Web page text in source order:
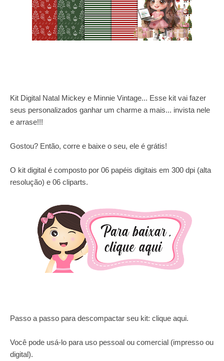
Kit Digital Natal Mickey e Minnie Vintage... Esse kit vai fazer
seus personalizados ganhar um charme a mais... invista nele
e arrase!!!
Gostou? Então, corre e baixe o seu, ele é grátis!
O kit digital é composto por 06 papéis digitais em 300 dpi (alta
resolução) e 06 cliparts.
Passo a passo para descompactar seu kit: clique aqui.
Você pode usá-lo para uso pessoal ou comercial (impresso ou
digital).